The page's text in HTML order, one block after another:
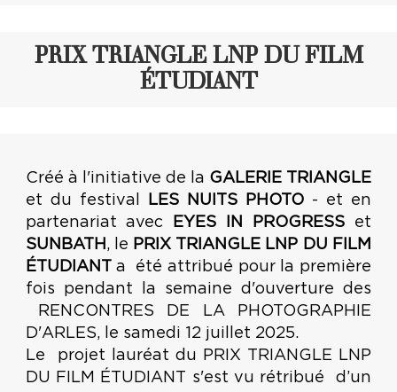
PRIX TRIANGLE LNP DU FILM
ÉTUDIANT
Créé à l'initiative de la GALERIE TRIANGLE
et du festival
LES NUITS PHOTO- et en
partenariat avec
EYES IN PROGRESS et
SUNBATH , le PRIX TRIANGLE LNP DU FILM
ÉTUDIANT
a été attribué pour la première
fois pendant la semaine d'ouverture des
RENCONTRES DE LA PHOTOGRAPHIE
D'ARLES, le samedi 12 juillet 2025.
Le projet lauréat du PRIX TRIANGLE LNP
DU FILM ÉTUDIANT s'est vu rétribué d’un